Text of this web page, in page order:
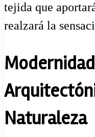
tejida que
realzará la
Naturaleza